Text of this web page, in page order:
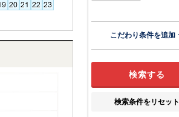
こだわり条件を追加
検索条件をリセット